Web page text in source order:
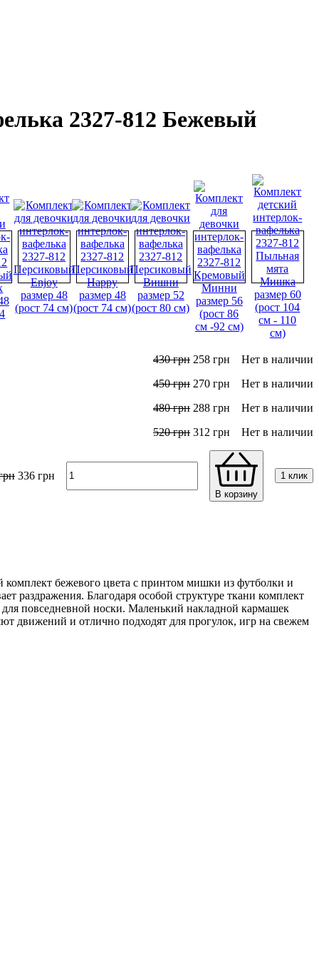
2327-812 Бежевый
430грн 258 грн
Нет в наличии
450грн 270 грн
Нет в наличии
480грн 288 грн
Нет в наличии
520грн 312 грн Нет в наличии
336 грн
В корзину
1 клик
бежевого цвета c принтом мишки из футболки и
раздражения. Благодаря особой структуре ткани комплект
повседневной носки. Маленький накладной кармашек
движений и отлично подходят для прогулок, игр на свежем